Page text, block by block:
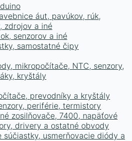
áut, pavúkov, rúk,
zdrojov a iné
senzorov a iné
samostatné čipy
mikropočítače, NTC, senzory,
kryštály
prevodníky a kryštály
periférie, termistory
zosilňovače, 7400, napäťové
drivery a ostatné obvody
súčiastky, usmerňovacie diódy a